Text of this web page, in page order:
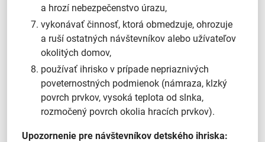
a hrozí nebezpečenstvo úrazu,
vykonávať činnosť, ktorá obmedzuje, ohrozuje
a ruší ostatných návštevníkov alebo užívateľov
okolitých domov,
používať ihrisko v prípade nepriaznivých
poveternostných podmienok (námraza, klzký
povrch prvkov, vysoká teplota od slnka,
rozmočený povrch okolia hracích prvkov).
Upozornenie pre návštevníkov detského ihriska: